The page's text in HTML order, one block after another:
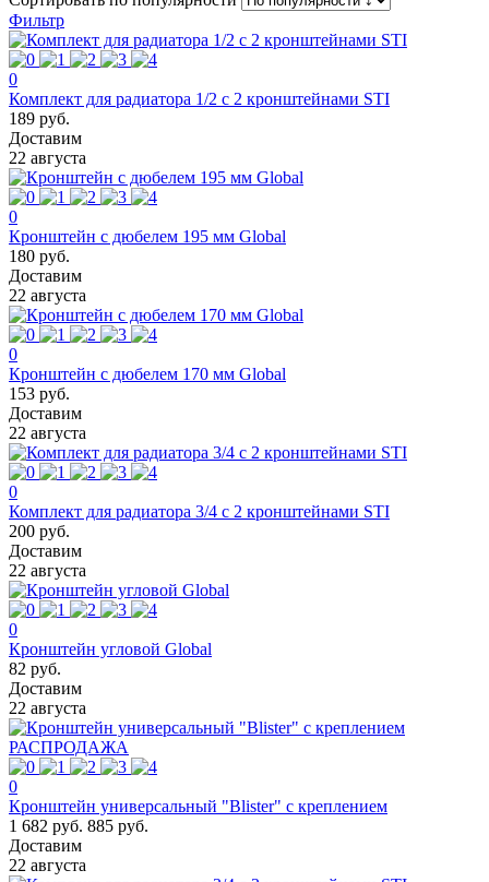
Фильтр
0
Комплект для радиатора 1/2 с 2 кронштейнами STI
189 руб.
Доставим
22 августа
0
Кронштейн с дюбелем 195 мм Global
180 руб.
Доставим
22 августа
0
Кронштейн с дюбелем 170 мм Global
153 руб.
Доставим
22 августа
0
Комплект для радиатора 3/4 с 2 кронштейнами STI
200 руб.
Доставим
22 августа
0
Кронштейн угловой Global
82 руб.
Доставим
22 августа
РАСПРОДАЖА
0
Кронштейн универсальный "Blister" с креплением
1 682 руб. 885 руб.
Доставим
22 августа